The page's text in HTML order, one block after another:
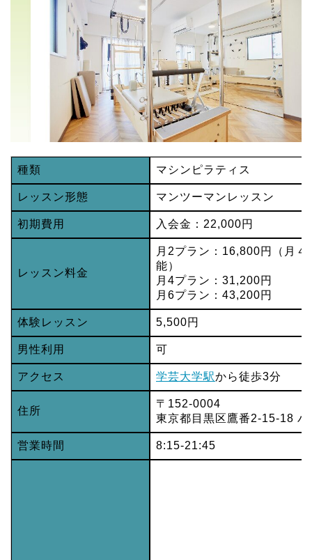
種類 マシンピラティス
レッスン形態 マンツーマンレッスン
初期費用 入会金：22,000円
レッスン料金
月2プラン：16,800円（月
能）
月4プラン：31,200円
月6プラン：43,200円
体験レッスン 5,500円
男性利用 可
アクセス 学芸大学駅から徒歩3分
住所
〒152-0004
東京都目黒区鷹番2-15-18
営業時間 8:15-21:45